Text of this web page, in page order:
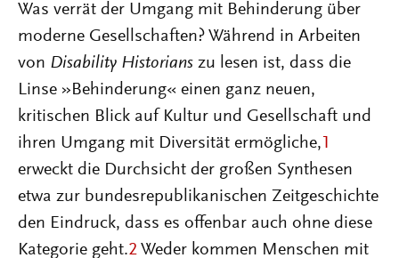
Was verrät der Umgang mit Behinderung über
moderne Gesellschaften? Während in Arbeiten
von Disability Historians zu lesen ist, dass die
Linse »Behinderung« einen ganz neuen,
kritischen Blick auf Kultur und Gesellschaft und
ihren Umgang mit Diversität ermögliche, 1
erweckt die Durchsicht der großen Synthesen
etwa zur bundesrepublikanischen Zeitgeschichte
den Eindruck, dass es offenbar auch ohne diese
Kategorie geht.2 Weder kommen Menschen mit